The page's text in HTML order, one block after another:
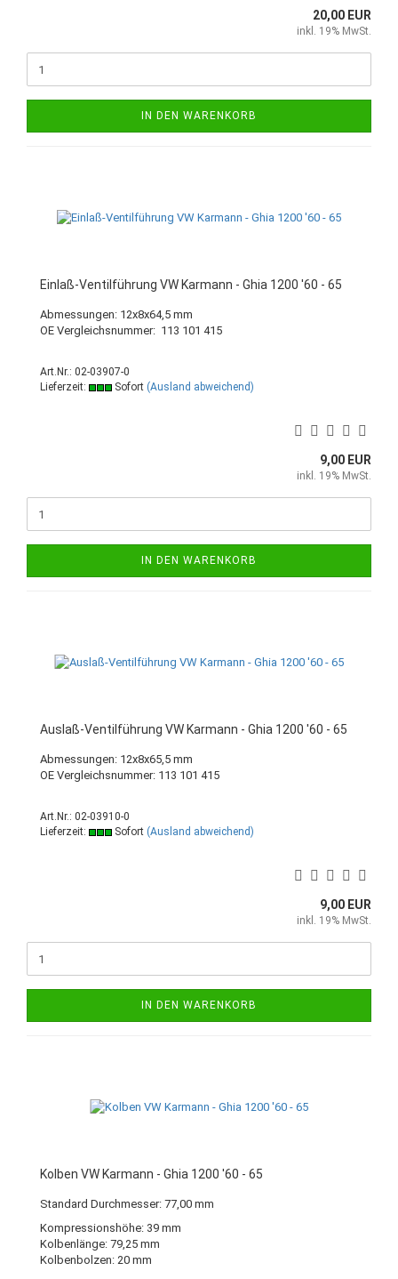
20,00 EUR
inkl. 19% MwSt.
IN DEN WARENKORB
Einlaß-Ventilführung VW Karmann - Ghia 1200 '60 - 65
Abmessungen: 12x8x64,5 mm
OE Vergleichsnummer: 113 101 415
Art.Nr.: 02-03907-0
Lieferzeit:
Sofort (Ausland abweichend)
9,00 EUR
inkl. 19% MwSt.
IN DEN WARENKORB
Auslaß-Ventilführung VW Karmann - Ghia 1200 '60 - 65
Abmessungen: 12x8x65,5 mm
OE Vergleichsnummer: 113 101 415
Art.Nr.: 02-03910-0
Lieferzeit:
Sofort (Ausland abweichend)
9,00 EUR
inkl. 19% MwSt.
IN DEN WARENKORB
Kolben VW Karmann - Ghia 1200 '60 - 65
Standard Durchmesser: 77,00 mm
Kompressionshöhe: 39 mm
Kolbenlänge: 79,25 mm
Kolbenbolzen: 20 mm